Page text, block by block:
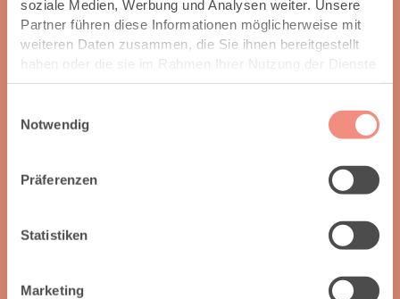
soziale Medien, Werbung und Analysen weiter. Unsere
Partner führen diese Informationen möglicherweise mit
weiteren Daten zusammen, die Sie ihnen bereitgestellt
haben oder die sie im Rahmen Ihrer Nutzung der Dienste
gesammelt haben.
Notwendig
Präferenzen
Statistiken
Marketing